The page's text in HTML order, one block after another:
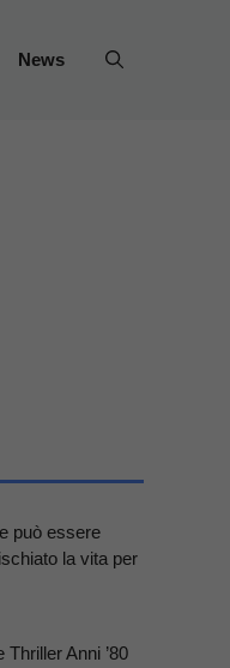
News
può essere
la vita per
Anni ’80